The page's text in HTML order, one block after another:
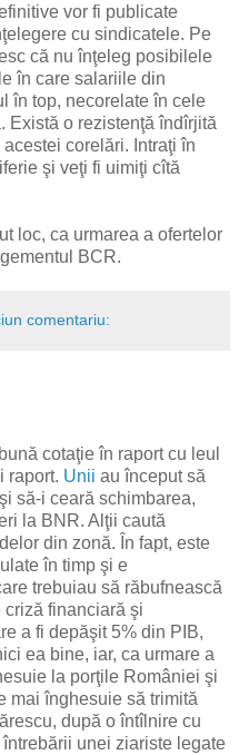
vor fi publicate
cu sindicatele. Pe
că nu înţeleg posibilele
în care salariile din
în top, necorelate în cele
Există o rezistenţă îndîrjită
corelări. Intraţi în
şi veţi fi uimiţi cîtă
loc, ca urmarea a ofertelor
BCR.
comentariu:
cotaţie în raport cu leul
raport. Unii au început să
să-i ceară schimbarea,
la BNR. Alţii caută
din zonă. În fapt, este
în timp şi e
trebuiau să răbufnească
financiară şi
a fi depăşit 5% din PIB,
ea bine, iar, ca urmare a
la porţile României şi
mai înghesuie să trimită
după o întîlnire cu
unei ziariste legate